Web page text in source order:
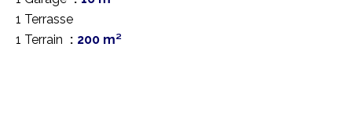
1 Terrasse
1 Terrain
200 m²